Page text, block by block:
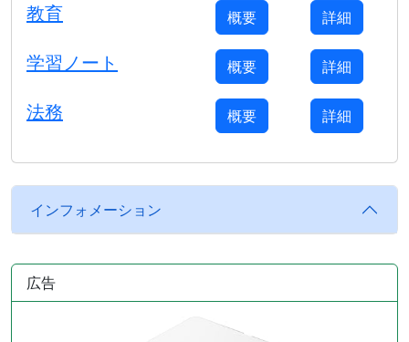
教育 概要 詳細
学習ノート 概要 詳細
法務 概要 詳細
インフォメーション
広告